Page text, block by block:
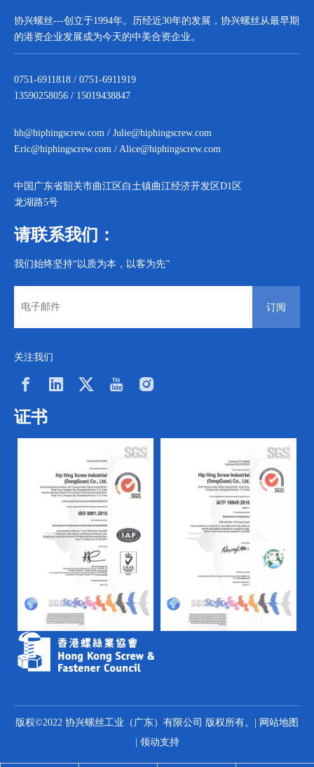
协兴螺丝---创立于1994年。历经近30年的发展，协兴螺丝从最早期
的港资企业发展成为今天的中美合资企业。
0751-6911818 / 0751-6911919
13590258056 / 15019438847
hh@hiphingscrew.com / Julie@hiphingscrew.com
Eric@hiphingscrew.com / Alice@hiphingscrew.com
中国广东省韶关市曲江区白土镇曲江经济开发区D1区
龙湖路5号
请联系我们：
我们始终坚持“以质为本，以客为先”
订阅
关注我们
证书
版权©2022 协兴螺丝工业（广东）有限公司 版权所有。|
网站地图
领动支持